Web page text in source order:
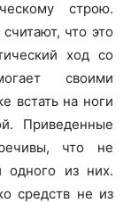
строю.
что это
ход со
своими
встать на ноги
Приведенные
что не
одного из них.
средств не из